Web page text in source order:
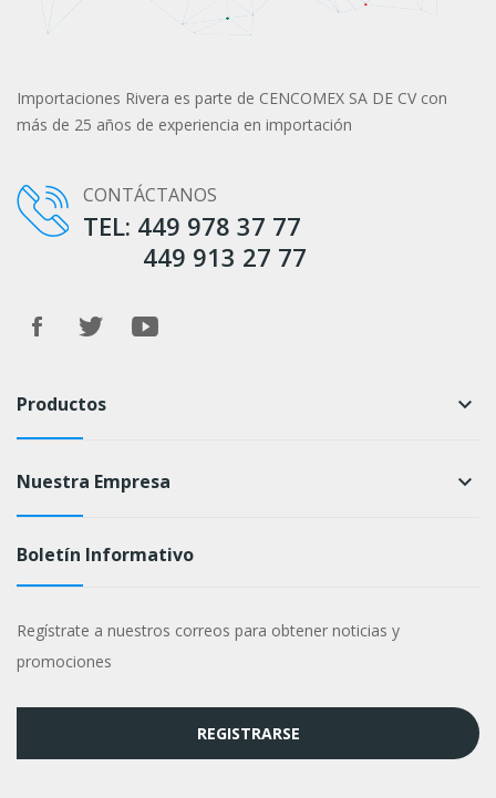
Importaciones Rivera es parte de CENCOMEX SA DE CV con
más de 25 años de experiencia en importación
CONTÁCTANOS
TEL: 449 978 37 77
449 913 27 77
Productos keyboard_arrow_down
Nuestra Empresa keyboard_arrow_down
Boletín Informativo
Regístrate a nuestros correos para obtener noticias y
promociones
REGISTRARSE